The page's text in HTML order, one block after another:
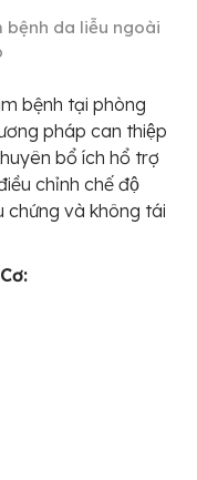
bệnh da liễu ngoài
bệnh tại phòng
pháp can thiệp
bổ ích hổ trợ
chỉnh chế độ
chứng và không tái